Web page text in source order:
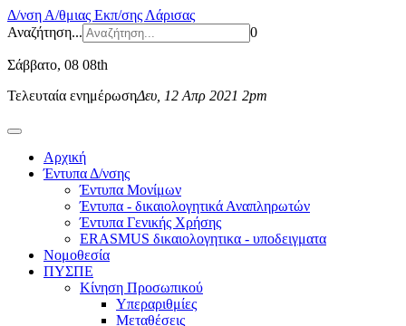
Δ/νση Α/θμιας Εκπ/σης Λάρισας
Αναζήτηση...
0
Σάββατο, 08 08th
Τελευταία ενημέρωσηΔευ, 12 Απρ 2021 2pm
Αρχική
Έντυπα Δ/νσης
Έντυπα Μονίμων
Έντυπα - δικαιολογητικά Αναπληρωτών
Έντυπα Γενικής Χρήσης
ERASMUS δικαιολογητικα - υποδειγματα
Νομοθεσία
ΠΥΣΠΕ
Κίνηση Προσωπικού
Υπεραριθμίες
Μεταθέσεις